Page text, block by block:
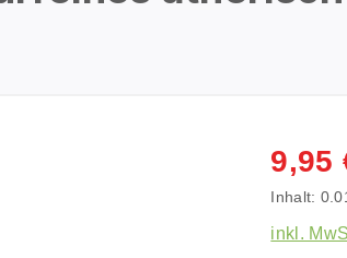
9,95
Inhalt:
inkl.